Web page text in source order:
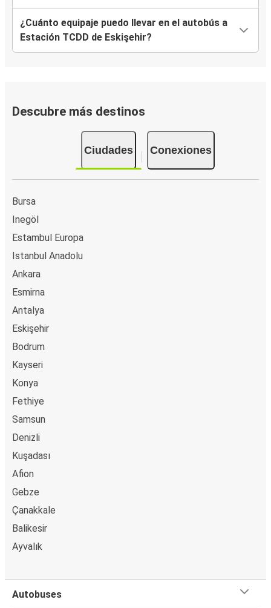
¿Cuánto equipaje puedo llevar en el autobús a
Estación TCDD de Eskişehir?
Descubre más destinos
Ciudades Conexiones
Bursa
Inegöl
Estambul Europa
Istanbul Anadolu
Ankara
Esmirna
Antalya
Eskişehir
Bodrum
Kayseri
Konya
Fethiye
Samsun
Denizli
Kuşadası
Afion
Gebze
Çanakkale
Balikesir
Ayvalık
Autobuses